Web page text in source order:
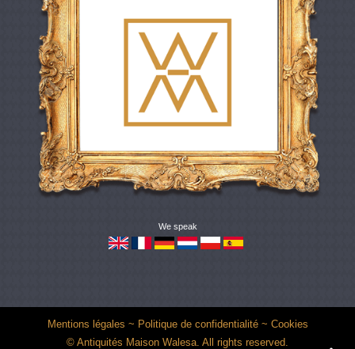
We speak
Mentions légales ~ Politique de confidentialité~ Cookies
© Antiquités Maison Walesa. All rights reserved.